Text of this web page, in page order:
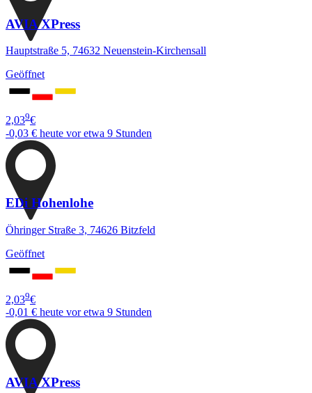
AVIA XPress
Hauptstraße 5, 74632 Neuenstein-Kirchensall
Geöffnet
2,039€
-0,03 € heute vor etwa 9 Stunden
EDi Hohenlohe
Öhringer Straße 3, 74626 Bitzfeld
Geöffnet
2,039€
-0,01 € heute vor etwa 9 Stunden
AVIA XPress